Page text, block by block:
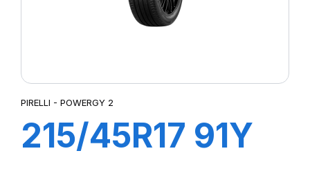
PIRELLI - POWERGY 2
215/45R17 91Y